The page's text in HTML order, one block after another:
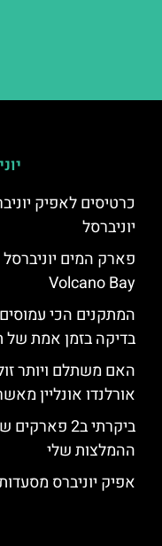
כרטיסים לאפיק
יוניברסל
Volcano Bay
המתקנים הכי
בדיקה בזמן אמת של
האם משתלם ויותר
אורלנדו אונליין
ביקרתי ב2
ההמלצות שלי
אפיק יוניברס